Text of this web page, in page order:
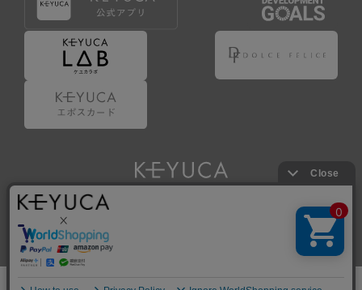
Copyright © KAWAJUN Co., Ltd. All Rights Reserved.